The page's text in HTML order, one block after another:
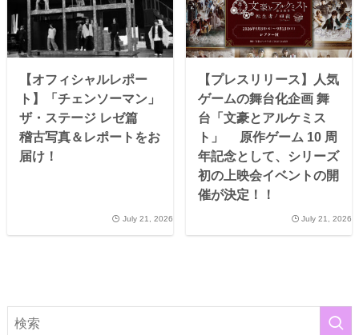
【オフィシャルレポー
ト】「チェンソーマン」
ザ・ステージ レゼ篇
稽古写真＆レポートをお
届け！
July 21, 2026
【プレスリリース】人気
ゲームの舞台化企画 舞
台「文豪とアルケミス
ト」 原作ゲーム 10 周
年記念として、シリーズ
初の上映会イベントの開
催が決定！！
July 21, 2026